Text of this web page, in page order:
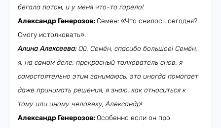
бегала потом, и у меня что-то горело!
Александр Генерозов: Семен: «Что снилось сегодня?
Смогу истолковать».
Алина Алексеева:Ой, Семён, спасибо большое! Семён,
я, на самом деле, прекрасный толкователь снов, я
самостоятельно этим занимаюсь, это иногда помогает
даже принимать решения, я знаю, как относиться к
тому или иному человеку, Александр!
Александр Генерозов: Особенно если он про